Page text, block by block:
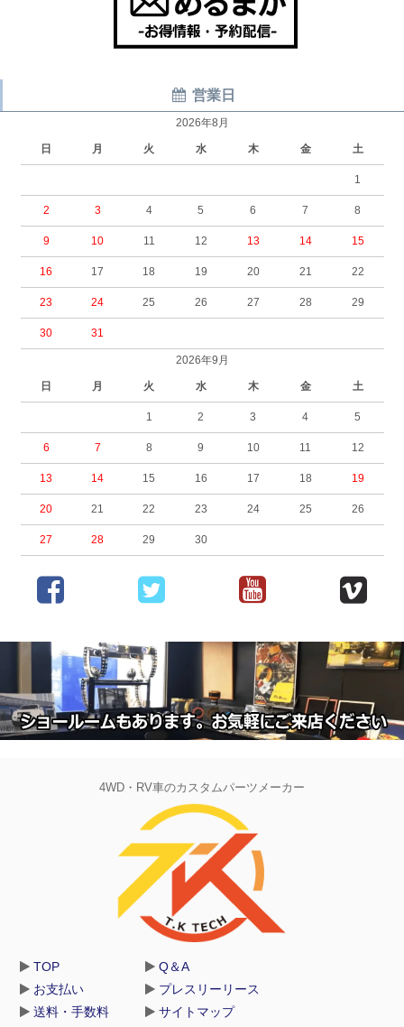
営業日
2026年8月
日 月 火 水 木 金 土
1
2 3 4 5 6 7 8
9 10 11 12 13 14 15
16 17 18 19 20 21 22
23 24 25 26 27 28 29
30 31
2026年9月
日 月 火 水 木 金 土
1 2 3 4 5
6 7 8 9 10 11 12
13 14 15 16 17 18 19
20 21 22 23 24 25 26
27 28 29 30
4WD・RV車のカスタムパーツメーカー
TOP
お支払い
送料・手数料
Q＆A
プレスリーリース
サイトマップ